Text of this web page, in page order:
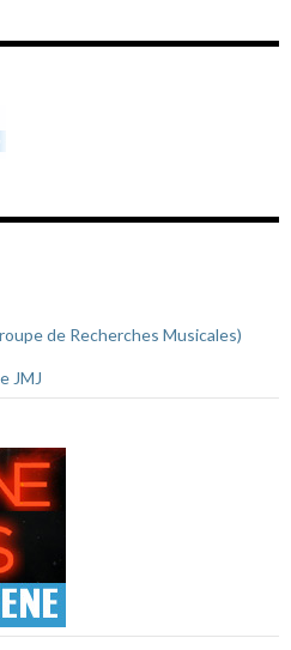
de Recherches Musicales)
JMJ